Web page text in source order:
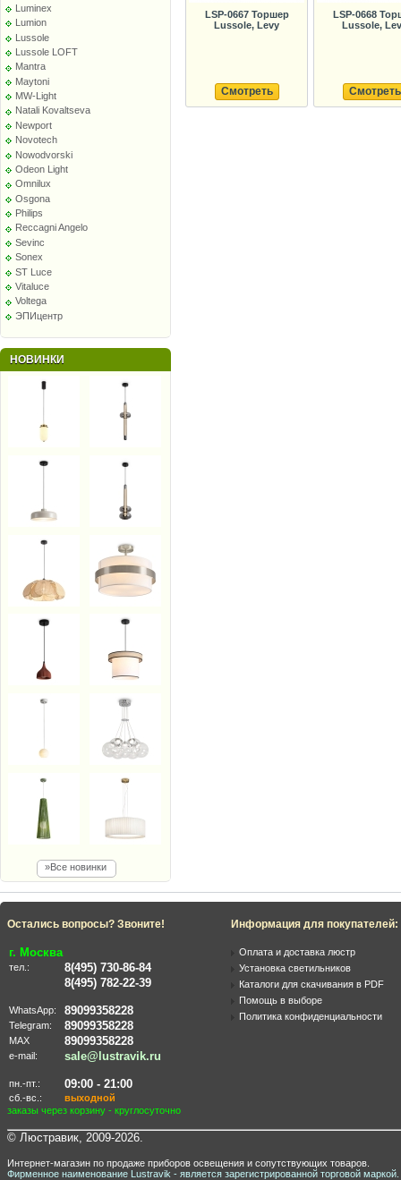
Luminex
Lumion
Lussole
Lussole LOFT
Mantra
Maytoni
MW-Light
Natali Kovaltseva
Newport
Novotech
Nowodvorski
Odeon Light
Omnilux
Osgona
Philips
Reccagni Angelo
Sevinc
Sonex
ST Luce
Vitaluce
Voltega
ЭПИцентр
НОВИНКИ
»Все новинки
LSP-0667 Торшер
Lussole, Levy
Смотреть
LSP-0668
Lussole,
Смотреть
Остались вопросы? Звоните!
г. Москва
тел.:
8(495) 730-86-84
8(495) 782-22-39
WhatsApp: 89099358228
Telegram: 89099358228
MAX 89099358228
e-mail: sale@lustravik.ru
пн.-пт.: 09:00 - 21:00
сб.-вс.:
выходной
заказы через корзину - круглосуточно
Информация для покупателей:
Оплата и доставка люстр
Установка светильников
Каталоги для скачивания в PDF
Помощь в выборе
Политика конфиденциальности
© Люстравик, 2009-2026.
Интернет-магазин по продаже приборов освещения и сопутствующих товаров.
Фирменное наименование Lustravik - является зарегистрированной торговой